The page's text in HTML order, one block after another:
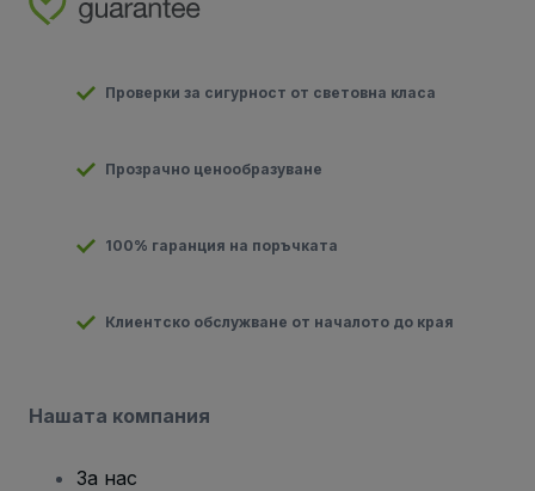
Проверки за сигурност от световна класа
Прозрачно ценообразуване
100% гаранция на поръчката
Клиентско обслужване от началото до края
Нашата компания
За нас